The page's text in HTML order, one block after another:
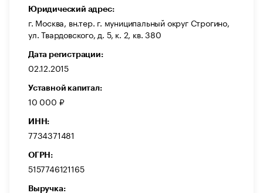
Юридический адрес:
г. Москва, вн.тер. г. муниципальный округ Строгино,
ул. Твардовского, д. 5, к. 2, кв. 380
Дата регистрации:
02.12.2015
Уставной капитал:
10 000 ₽
ИНН:
7734371481
ОГРН:
5157746121165
Выручка: